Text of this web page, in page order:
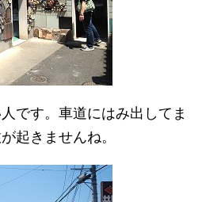
です。車道にはみ出してま
起きませんね。